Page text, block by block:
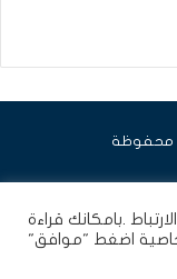
.بامكانك قراءة
اضغط "موافق"